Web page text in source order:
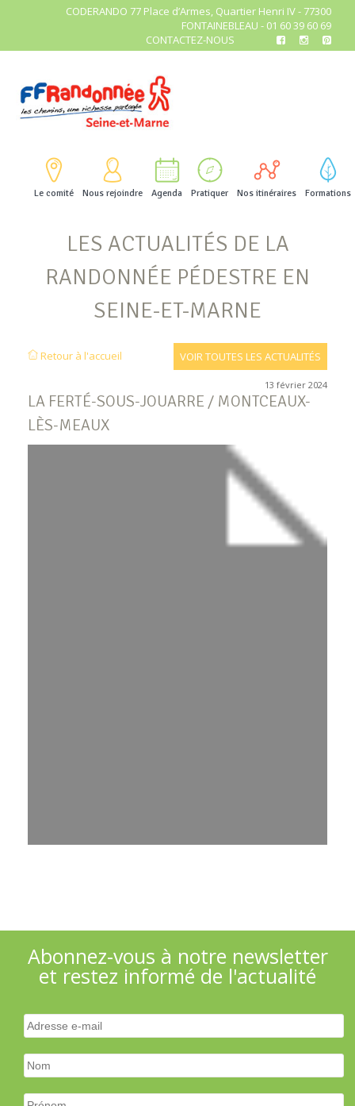
CODERANDO 77 Place d’Armes, Quartier Henri IV - 77300
FONTAINEBLEAU - 01 60 39 60 69
CONTACTEZ-NOUS
Le comité Nous rejoindre Agenda Pratiquer Nos itinéraires Formations
LES ACTUALITÉS DE LA
RANDONNÉE PÉDESTRE EN
SEINE-ET-MARNE
Retour à l'accueil VOIR TOUTES LES ACTUALITÉS
LA FERTÉ-SOUS-JOUARRE / MONTCEAUX-
LÈS-MEAUX
13 février 2024
Abonnez-vous à notre newsletter
et restez informé de l'actualité